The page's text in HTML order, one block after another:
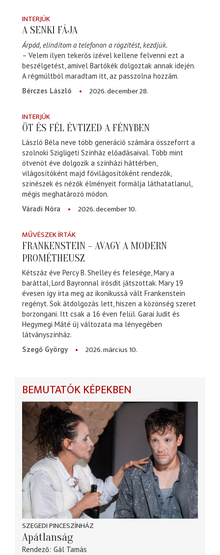
INTERJÚK
A SENKI FÁJA
Árpád, elindítom a telefonon a rögzítést, kezdjük.
– Velem ilyen tekerős izével kellene felvenni ezt a
beszélgetést, amivel Bartókék dolgoztak annak idején.
A régmúltból maradtam itt, az passzolna hozzám.
Bérczes László
2026. december 28.
INTERJÚK
ÖT ÉS FÉL ÉVTIZED A FÉNYBEN
László Béla neve több generáció számára összeforrt a
szolnoki Szigligeti Színház előadásaival. Több mint
ötvenöt éve dolgozik a színházi háttérben,
világosítóként majd fővilágosítóként rendezők,
színészek és nézők élményeit formálja láthatatlanul,
mégis meghatározó módon.
Váradi Nóra
2026. december 10.
MŰVÉSZEK ÍRTÁK
FRANKENSTEIN – AVAGY A MODERN
PROMÉTHEUSZ
Kétszáz éve Percy B. Shelley és felesége, Mary a
baráttal, Lord Bayronnal írósdit játszottak. Mary 19
évesen így írta meg az ikonikussá vált Frankenstein
regényt. Sok átdolgozás lett, hiszen a közönség szeret
borzongani. Itt csak a 16 éven felül. Garai Judit és
Hegymegi Máté új változata ma lényegében
látványszínház.
Szegő György
2026. március 10.
BEMUTATÓK KÉPEKBEN
SZEGEDI PINCESZÍNHÁZ
Apátlanság
Rendező Gál Tamás